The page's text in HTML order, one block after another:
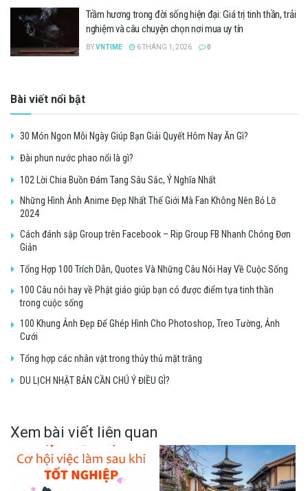
Trầm hương trong đời sống hiện đại: Giá trị tinh thần, trải
nghiệm và câu chuyện chọn nơi mua uy tín
BYVNTIME 6 THÁNG 1, 2026 0
Bài viết nổi bật
30 Món Ngon Mỗi Ngày Giúp Bạn Giải Quyết Hôm Nay Ăn Gì?
Đài phun nước phao nổi là gì?
102 Lời Chia Buồn Đám Tang Sâu Sắc, Ý Nghĩa Nhất
Những Hình Ảnh Anime Đẹp Nhất Thế Giới Mà Fan Không Nên Bỏ Lỡ
2024
Cách đánh sập Group trên Facebook – Rip Group FB Nhanh Chóng Đơn
Giản
Tổng Hợp 100 Trích Dẫn, Quotes Và Những Câu Nói Hay Về Cuộc Sống
100 Câu nói hay về Phật giáo giúp bạn có được điểm tựa tinh thần
trong cuộc sống
100 Khung Ảnh Đẹp Để Ghép Hình Cho Photoshop, Treo Tường, Ảnh
Cưới
Tổng hợp các nhân vật trong thủy thủ mặt trăng
DU LỊCH NHẬT BẢN CẦN CHÚ Ý ĐIỀU GÌ?
Xem bài viết liên quan